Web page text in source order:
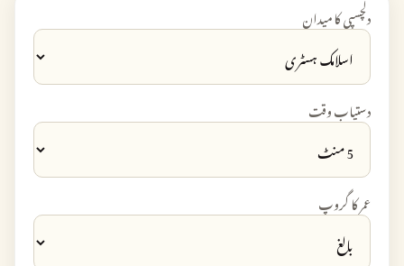
دلچسپی کا میدان
دستیاب وقت
عمر کا گروپ